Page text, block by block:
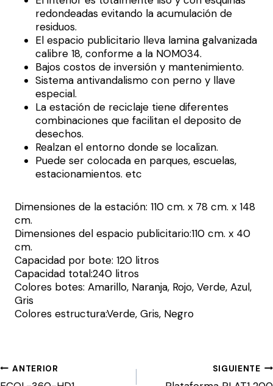
redondeadas evitando la acumulación de
residuos.
El espacio publicitario lleva lamina galvanizada
calibre 18, conforme a la NOM034.
Bajos costos de inversión y mantenimiento.
Sistema antivandalismo con perno y llave
especial.
La estación de reciclaje tiene diferentes
combinaciones que facilitan el deposito de
desechos.
Realzan el entorno donde se localizan.
Puede ser colocada en parques, escuelas,
estacionamientos. etc
Dimensiones de la estación: 110 cm. x 78 cm. x 148
cm.
Dimensiones del espacio publicitario:110 cm. x 40
cm.
Capacidad por bote: 120 litros
Capacidad total:240 litros
Colores botes: Amarillo, Naranja, Rojo, Verde, Azul,
Gris
Colores estructura:Verde, Gris, Negro
Navegación
ANTERIOR SIGUIENTE